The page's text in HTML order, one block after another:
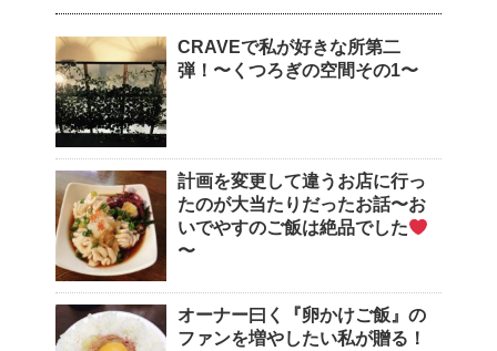
CRAVEで私が好きな所第二
弾！〜くつろぎの空間その1〜
計画を変更して違うお店に行っ
たのが大当たりだったお話〜お
いでやすのご飯は絶品でした
〜
オーナー曰く『卵かけご飯』の
ファンを増やしたい私が贈る！